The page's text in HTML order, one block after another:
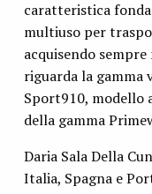
caratteristica
multiuso per
acquisendo
riguarda la gamma
Sport910, modello
della gamma
Daria Sala Della
Italia, Spagna e